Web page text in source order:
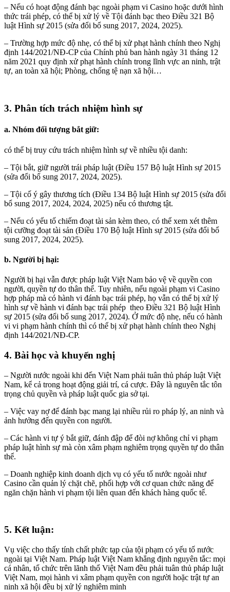
– Nếu có hoạt động đánh bạc ngoài phạm vi Casino hoặc dưới hình
thức trái phép, có thể bị xử lý về Tội đánh bạc theo Điều 321 Bộ
luật Hình sự 2015 (sửa đổi bổ sung 2017, 2024, 2025).
– Trường hợp mức độ nhẹ, có thể bị xử phạt hành chính theo Nghị
định 144/2021/NĐ-CP của Chính phủ ban hành ngày 31 tháng 12
năm 2021 quy định xử phạt hành chính trong lĩnh vực an ninh, trật
tự, an toàn xã hội; Phòng, chống tệ nạn xã hội…
3. Phân tích trách nhiệm hình sự
a. Nhóm đối tượng bắt giữ:
có thể bị truy cứu trách nhiệm hình sự về nhiều tội danh:
– Tội bắt, giữ người trái pháp luật (Điều 157 Bộ luật Hình sự 2015
(sửa đổi bổ sung 2017, 2024, 2025).
– Tội cố ý gây thương tích (Điều 134 Bộ luật Hình sự 2015 (sửa đổi
bổ sung 2017, 2024, 2024, 2025) nếu có thương tật.
– Nếu có yếu tố chiếm đoạt tài sản kèm theo, có thể xem xét thêm
tội cưỡng đoạt tài sản (Điều 170 Bộ luật Hình sự 2015 (sửa đổi bổ
sung 2017, 2024, 2025).
b. Người bị hại:
Người bị hại vẫn được pháp luật Việt Nam bảo vệ về quyền con
người, quyền tự do thân thể. Tuy nhiên, nếu ngoài phạm vi Casino
hợp pháp mà có hành vi đánh bạc trái phép, họ vẫn có thể bị xử lý
hình sự về hành vi đánh bạc trái phép theo Điều 321 Bộ luật Hình
sự 2015 (sửa đổi bổ sung 2017, 2024). Ở mức độ nhẹ, nếu có hành
vi vi phạm hành chính thì có thể bị xử phạt hành chính theo Nghị
định 144/2021/NĐ-CP.
4. Bài học và khuyến nghị
– Người nước ngoài khi đến Việt Nam phải tuân thủ pháp luật Việt
Nam, kể cả trong hoạt động giải trí, cá cược. Đây là nguyên tắc tôn
trọng chủ quyền và pháp luật quốc gia sở tại.
– Việc vay nợ để đánh bạc mang lại nhiều rủi ro pháp lý, an ninh và
ảnh hưởng đến quyền con người.
– Các hành vi tự ý bắt giữ, đánh đập để đòi nợ không chỉ vi phạm
pháp luật hình sự mà còn xâm phạm nghiêm trọng quyền tự do thân
thể.
– Doanh nghiệp kinh doanh dịch vụ có yếu tố nước ngoài như
Casino cần quản lý chặt chẽ, phối hợp với cơ quan chức năng để
ngăn chặn hành vi phạm tội liên quan đến khách hàng quốc tế.
5. Kết luận:
Vụ việc cho thấy tính chất phức tạp của tội phạm có yếu tố nước
ngoài tại Việt Nam. Pháp luật Việt Nam khẳng định nguyên tắc: mọi
cá nhân, tổ chức trên lãnh thổ Việt Nam đều phải tuân thủ pháp luật
Việt Nam, mọi hành vi xâm phạm quyền con người hoặc trật tự an
ninh xã hội đều bị xử lý nghiêm minh